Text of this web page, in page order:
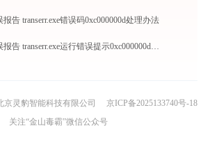
告 transerr.exe错误码0xc000000d处理办法
WPS Office错误报告 transerr.exe运行错误提示0xc000000d的解决办法
京灵豹智能科技有限公司
京ICP备2025133740号-18
关注“金山毒霸”微信公众号